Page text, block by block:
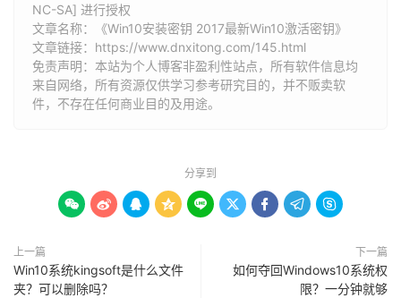
NC-SA] 进行授权
文章名称：《Win10安装密钥 2017最新Win10激活密钥》
文章链接： https://www.dnxitong.com/145.html
免责声明：本站为个人博客非盈利性站点，所有软件信息均
来自网络，所有资源仅供学习参考研究目的，并不贩卖软
件，不存在任何商业目的及用途。
分享到
        
上一篇
Win10系统kingsoft是什么文件
夹？可以删除吗？
下一篇
如何夺回Windows10系统权
限？一分钟就够